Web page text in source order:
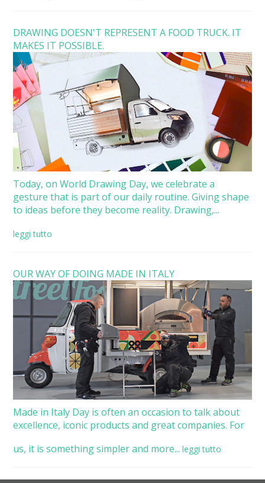
DRAWING DOESN'T REPRESENT A FOOD TRUCK. IT
MAKES IT POSSIBLE.
Today, on World Drawing Day, we celebrate a
gesture that is part of our daily routine. Giving shape
to ideas before they become reality. Drawing,...
leggi tutto
OUR WAY OF DOING MADE IN ITALY
Made in Italy Day is often an occasion to talk about
excellence, iconic products and great companies. For
us, it is something simpler and more... leggi tutto